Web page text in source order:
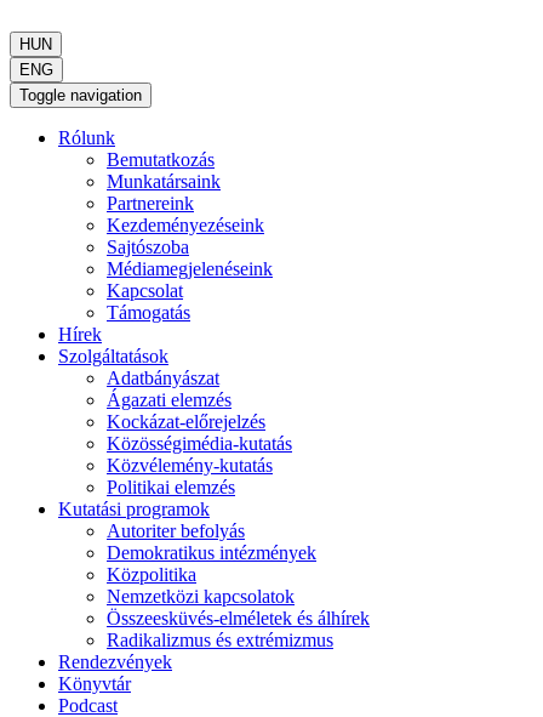
HUN
ENG
Toggle navigation
Rólunk
Bemutatkozás
Munkatársaink
Partnereink
Kezdeményezéseink
Sajtószoba
Médiamegjelenéseink
Kapcsolat
Támogatás
Hírek
Szolgáltatások
Adatbányászat
Ágazati elemzés
Kockázat-előrejelzés
Közösségimédia-kutatás
Közvélemény-kutatás
Politikai elemzés
Kutatási programok
Autoriter befolyás
Demokratikus intézmények
Közpolitika
Nemzetközi kapcsolatok
Összeesküvés-elméletek és álhírek
Radikalizmus és extrémizmus
Rendezvények
Könyvtár
Podcast